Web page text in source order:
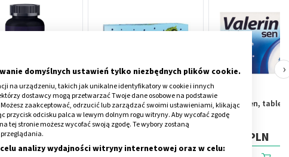
60 szt
PLN
Nervosol Sen, tabletki
powlekane, 20 szt.
Valerin Sen,
szt.
22,69 PLN
›
domyślnych ustawień tylko niezbędnych plików cookie.
na urządzeniu, takich jak unikalne identyfikatory w cookie i innych
dostawcy mogą przetwarzać Twoje dane osobowe na podstawie
zaakceptować, odrzucić lub zarządzać swoimi ustawieniami, klikając
odcisku palca w lewym dolnym rogu witryny. Aby wycofać zgodę
tej stronie możesz wycofać swoją zgodę. Te wybory zostaną
analizy wydajności witryny internetowej oraz w celu: